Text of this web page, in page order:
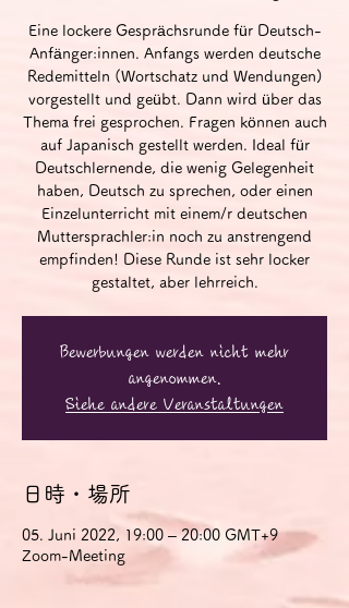
Eine lockere Gesprächsrunde für Deutsch-
Anfänger:innen. Anfangs werden deutsche
Redemitteln (Wortschatz und Wendungen)
vorgestellt und geübt. Dann wird über das
Thema frei gesprochen. Fragen können auch
auf Japanisch gestellt werden. Ideal für
Deutschlernende, die wenig Gelegenheit
haben, Deutsch zu sprechen, oder einen
Einzelunterricht mit einem/r deutschen
Muttersprachler:in noch zu anstrengend
empfinden! Diese Runde ist sehr locker
gestaltet, aber lehrreich.
Bewerbungen werden nicht mehr
angenommen.
Siehe andere Veranstaltungen
日時・場所
05. Juni 2022, 19:00 – 20:00 GMT+9
Zoom-Meeting